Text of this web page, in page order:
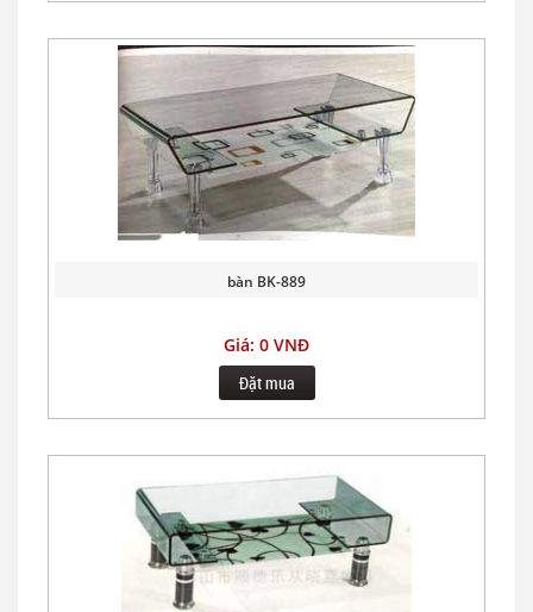
bàn BK-889
Giá: 0 VNĐ
Đặt mua